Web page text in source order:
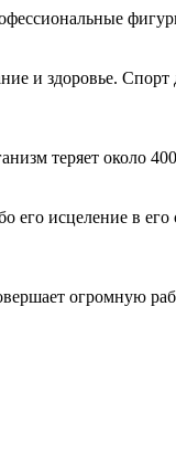
и здоровье.
теряет около
исцеление в его
огромную